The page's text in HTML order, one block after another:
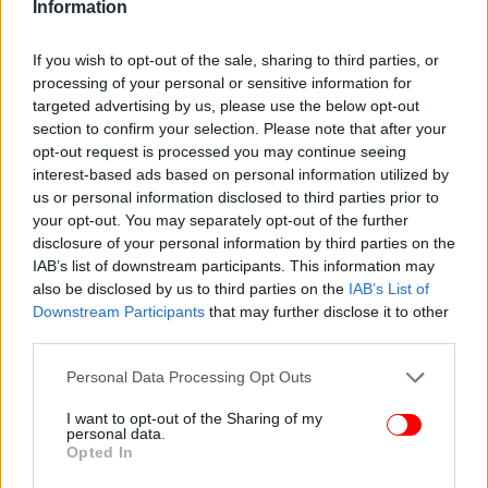
Information
If you wish to opt-out of the sale, sharing to third parties, or
processing of your personal or sensitive information for
targeted advertising by us, please use the below opt-out
section to confirm your selection. Please note that after your
opt-out request is processed you may continue seeing
interest-based ads based on personal information utilized by
us or personal information disclosed to third parties prior to
your opt-out. You may separately opt-out of the further
disclosure of your personal information by third parties on the
IAB’s list of downstream participants. This information may
also be disclosed by us to third parties on the IAB’s List of
Downstream Participants that may further disclose it to other
Please note that this website/app uses one or more Google
not limited to your visit or usage behaviour. You may click to
grant or deny consent to Google and its third-party tags to
use your data for below specified purposes in below Google
Personal Data Processing Opt Outs
I want to opt-out of the Sharing of my
personal data.
Opted In
τον συνοδεύσουν
πυρ στο μπαρ της Καλλιθέας -Βίντεο από τη στιγμή της
σύλληψής του
«Σεισμός» στο ΟΑΚΑ με τους Metallica: Το υπερθέαμα
στη σκηνή των 360 μοιρών -Τα ελληνικά «highlights» που
ξεσήκωσαν